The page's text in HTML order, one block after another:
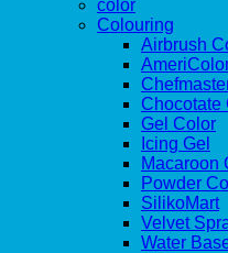
color
Colouring
Airbrush
Chocotate
Gel Color
Icing Gel
Macaroon
Powder
SilikoMart
Velvet
Water